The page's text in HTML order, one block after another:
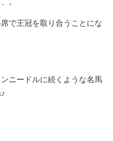
。
で王冠を取り合うことにな
ニードルに続くような名馬